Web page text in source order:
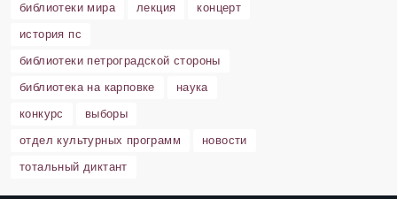
библиотеки мира
лекция
концерт
история пс
библиотеки петроградской стороны
библиотека на карповке
наука
конкурс
выборы
отдел культурных программ
новости
тотальный диктант